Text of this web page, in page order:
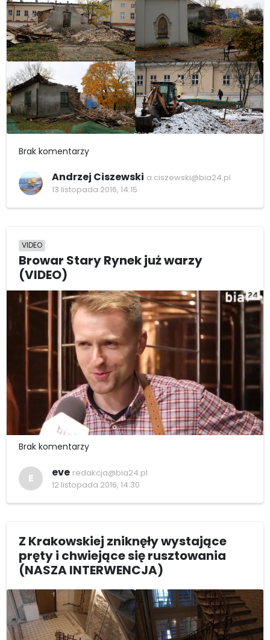
Brak komentarzy
Andrzej Ciszewski a.ciszewski@bia24.pl
13 listopada 2016, 14:15
VIDEO
Browar Stary Rynek już warzy
(VIDEO)
Brak komentarzy
E eve redakcja@bia24.pl
12 listopada 2016, 14:30
Z Krakowskiej zniknęły wystające
pręty i chwiejące się rusztowania
(NASZA INTERWENCJA)